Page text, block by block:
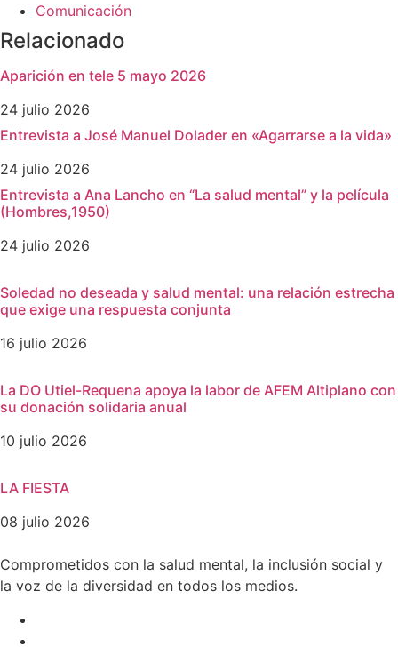
Comunicación
Relacionado
Aparición en tele 5 mayo 2026
24 julio 2026
Entrevista a José Manuel Dolader en «Agarrarse a la vida»
24 julio 2026
Entrevista a Ana Lancho en “La salud mental” y la película
(Hombres,1950)
24 julio 2026
Soledad no deseada y salud mental: una relación estrecha
que exige una respuesta conjunta
16 julio 2026
La DO Utiel-Requena apoya la labor de AFEM Altiplano con
su donación solidaria anual
10 julio 2026
LA FIESTA
08 julio 2026
Comprometidos con la salud mental, la inclusión social y
la voz de la diversidad en todos los medios.